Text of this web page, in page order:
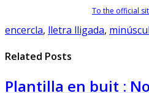
To the official
encercla, lletra lligada,
Related Posts
Plantilla en buit :